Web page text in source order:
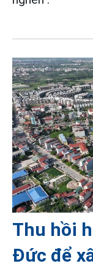
Thu hồi
Đức để